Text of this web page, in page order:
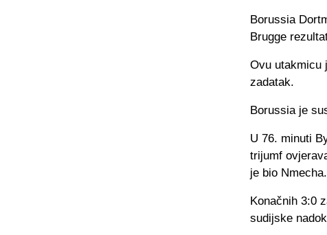
Borussia
Brugge
Ovu utakmicu
zadatak.
Borussia je
U 76. minuti
trijumf
je bio Nmecha.
Konačnih 3:0
sudijske